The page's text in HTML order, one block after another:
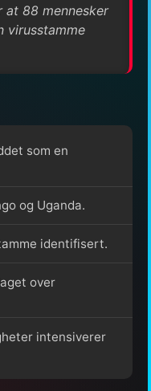
at 88 mennesker
virusstamme
som en
og Uganda.
identifisert.
over
intensiverer